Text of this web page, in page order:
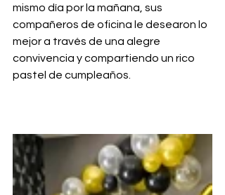
mismo día por la mañana, sus
compañeros de oficina le desearon lo
mejor a través de una alegre
convivencia y compartiendo un rico
pastel de cumpleaños.